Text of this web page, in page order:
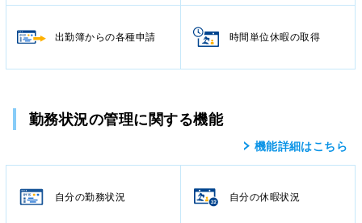
出勤簿からの各種申請 時間単位休暇の取得
勤務状況の管理に関する機能
機能詳細はこちら
自分の勤務状況 自分の休暇状況